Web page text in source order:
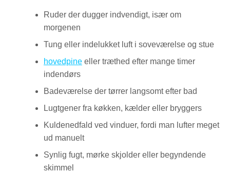
Ruder der dugger indvendigt, især om
morgenen
Tung eller indelukket luft i soveværelse og stue
hovedpine eller træthed efter mange timer
indendørs
Badeværelse der tørrer langsomt efter bad
Lugtgener fra køkken, kælder eller bryggers
Kuldenedfald ved vinduer, fordi man lufter meget
ud manuelt
Synlig fugt, mørke skjolder eller begyndende
skimmel